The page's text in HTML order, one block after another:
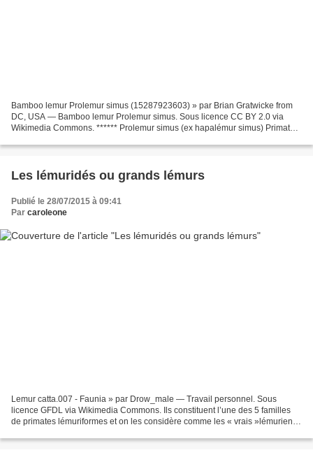
Bamboo lemur Prolemur simus (15287923603) » par Brian Gratwicke from
DC, USA — Bamboo lemur Prolemur simus. Sous licence CC BY 2.0 via
Wikimedia Commons. ****** Prolemur simus (ex hapalémur simus) Primate
Les lémuridés ou grands lémurs
Publié le 28/07/2015 à 09:41
Par caroleone
Lemur catta.007 - Faunia » par Drow_male — Travail personnel. Sous
licence GFDL via Wikimedia Commons. Ils constituent l’une des 5 familles
de primates lémuriformes et on les considère comme les « vrais »lémuriens,